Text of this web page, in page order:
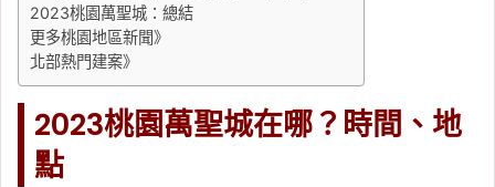
2023桃園萬聖城：總結
更多桃園地區新聞》
北部熱門建案》
2023桃園萬聖城在哪？時間、地
點